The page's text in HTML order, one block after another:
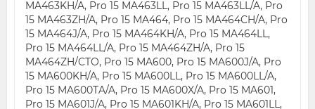
MA463KH/A, Pro 15 MA463LL, Pro 15 MA463LL/A, Pro
15 MA463ZH/A, Pro 15 MA464, Pro 15 MA464CH/A, Pro
15 MA464J/A, Pro 15 MA464KH/A, Pro 15 MA464LL,
Pro 15 MA464LL/A, Pro 15 MA464ZH/A, Pro 15
MA464ZH/CTO, Pro 15 MA600, Pro 15 MA600J/A, Pro
15 MA600KH/A, Pro 15 MA600LL, Pro 15 MA600LL/A,
Pro 15 MA600TA/A, Pro 15 MA600X/A, Pro 15 MA601,
Pro 15 MA601J/A, Pro 15 MA601KH/A, Pro 15 MA601LL,